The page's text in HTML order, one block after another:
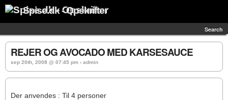
Spise.dk - Opskrifter
Search
REJER OG AVOCADO MED KARSESAUCE
sep 20th, 2008 @ 07:45 pm › admin
Der anvendes : Til 4 personer